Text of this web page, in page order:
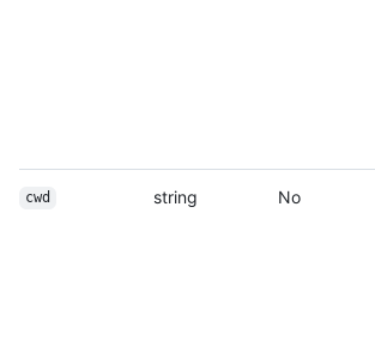
cwd string No